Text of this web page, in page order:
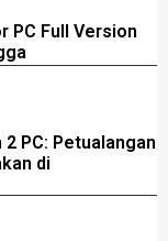
PC Full Version
PC: Petualangan
di